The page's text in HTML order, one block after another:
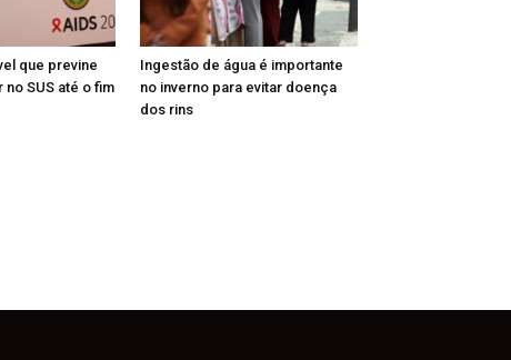
que previne
no SUS até o fim
Ingestão de água é importante
no inverno para evitar doença
dos rins